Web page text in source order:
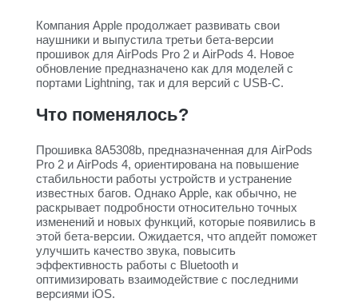
Компания Apple продолжает развивать свои
наушники и выпустила третьи бета-версии
прошивок для AirPods Pro 2 и AirPods 4. Новое
обновление предназначено как для моделей с
портами Lightning, так и для версий с USB-C.
Что поменялось?
Прошивка 8A5308b, предназначенная для AirPods
Pro 2 и AirPods 4, ориентирована на повышение
стабильности работы устройств и устранение
известных багов. Однако Apple, как обычно, не
раскрывает подробности относительно точных
изменений и новых функций, которые появились в
этой бета-версии. Ожидается, что апдейт поможет
улучшить качество звука, повысить
эффективность работы с Bluetooth и
оптимизировать взаимодействие с последними
версиями iOS.